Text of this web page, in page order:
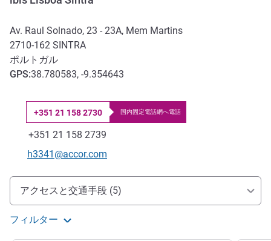
Av. Raul Solnado, 23 - 23A, Mem Martins
2710-162 SINTRA
ポルトガル
GPS:38.780583, -9.354643
電話番号+351 21 158 2730 国内固定電話網へ電話
ファックス
+351 21 158 2739
Eメール
h3341@accor.com
アクセスと交通機関
アクセスと交通手段 (5)
フィルター